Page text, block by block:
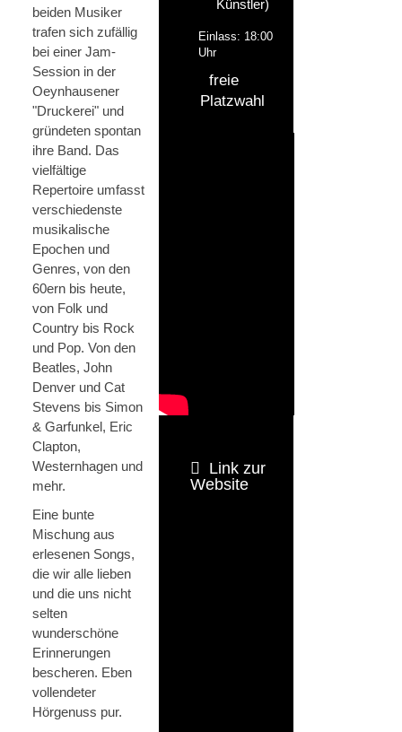
beiden Musiker
trafen sich zufällig
bei einer Jam-
Session in der
Oeynhausener
"Druckerei" und
gründeten spontan
ihre Band. Das
vielfältige
Repertoire umfasst
verschiedenste
musikalische
Epochen und
Genres, von den
60ern bis heute,
von Folk und
Country bis Rock
und Pop. Von den
Beatles, John
Denver und Cat
Stevens bis Simon
& Garfunkel, Eric
Clapton,
Westernhagen und
mehr.
Eine bunte
Mischung aus
erlesenen Songs,
die wir alle lieben
und die uns nicht
selten
wunderschöne
Erinnerungen
bescheren. Eben
vollendeter
Hörgenuss pur.
Künstler)
Einlass: 18:00
Uhr
freie
Platzwahl
Link zur
Website